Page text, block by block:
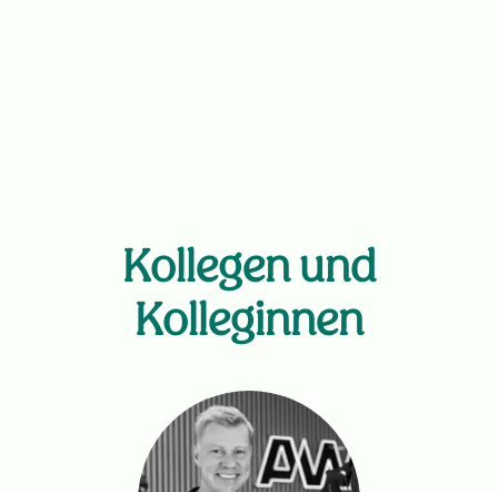
Kollegen und
Kolleginnen